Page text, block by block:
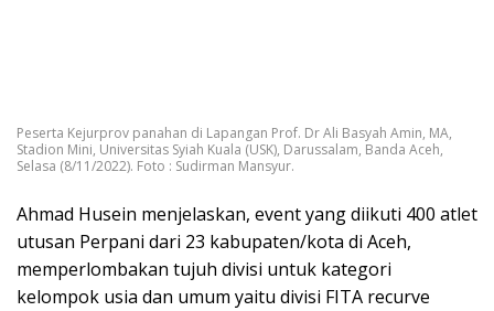
Peserta Kejurprov panahan di Lapangan Prof. Dr Ali Basyah Amin, MA,
Stadion Mini, Universitas Syiah Kuala (USK), Darussalam, Banda Aceh,
Selasa (8/11/2022). Foto : Sudirman Mansyur.
Ahmad Husein menjelaskan, event yang diikuti 400 atlet
utusan Perpani dari 23 kabupaten/kota di Aceh,
memperlombakan tujuh divisi untuk kategori
kelompok usia dan umum yaitu divisi FITA recurve